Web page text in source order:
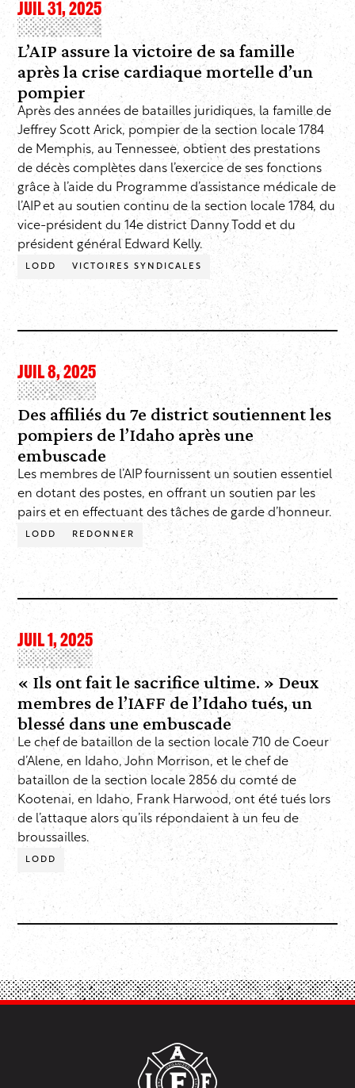
JUIL 31, 2025
L’AIP assure la victoire de sa famille
après la crise cardiaque mortelle d’un
pompier
Après des années de batailles juridiques, la famille de
Jeffrey Scott Arick, pompier de la section locale 1784
de Memphis, au Tennessee, obtient des prestations
de décès complètes dans l’exercice de ses fonctions
grâce à l’aide du Programme d’assistance médicale de
l’AIP et au soutien continu de la section locale 1784, du
vice-président du 14e district Danny Todd et du
président général Edward Kelly.
LODD VICTOIRES SYNDICALES
JUIL 8, 2025
Des affiliés du 7e district soutiennent les
pompiers de l’Idaho après une
embuscade
Les membres de l’AIP fournissent un soutien essentiel
en dotant des postes, en offrant un soutien par les
pairs et en effectuant des tâches de garde d’honneur.
LODD REDONNER
JUIL 1, 2025
« Ils ont fait le sacrifice ultime. » Deux
membres de l’IAFF de l’Idaho tués, un
blessé dans une embuscade
Le chef de bataillon de la section locale 710 de Coeur
d’Alene, en Idaho, John Morrison, et le chef de
bataillon de la section locale 2856 du comté de
Kootenai, en Idaho, Frank Harwood, ont été tués lors
de l’attaque alors qu’ils répondaient à un feu de
broussailles.
LODD